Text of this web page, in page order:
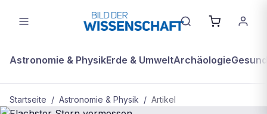
Astronomie & PhysikErde & UmweltArchäologie
Startseite / Astronomie & Physik / Artikel